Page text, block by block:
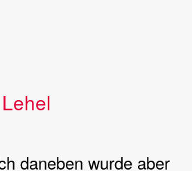
daneben wurde aber